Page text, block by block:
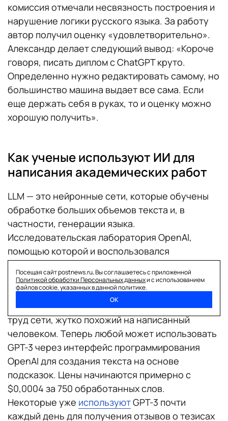
комиссия отмечали несвязность построения и
нарушение логики русского языка. За работу
автор получил оценку «удовлетворительно».
Александр делает следующий вывод: «Короче
говоря, писать диплом с ChatGPT круто.
Определенно нужно редактировать самому, но
большинство машина выдает все сама. Если
еще держать себя в руках, то и оценку можно
хорошую получить».
Как ученые используют ИИ для
написания академических работ
LLM — это нейронные сети, которые обучены
обработке больших объемов текста и, в
частности, генерации языка.
Исследовательская лаборатория OpenAI,
помощью которой и воспользовался
Александр,создаласамую известную такую
сеть, GPT-3, в 2020 году, обучив предсказывать
следующий фрагмент текста на основе
предыдущего. Ученые удивились, когда прочли
труд сети, жутко похожий на написанный
человеком. Теперь любой может использовать
GPT-3 через интерфейс программирования
OpenAI для создания текста на основе
подсказок. Цены начинаются примерно с
$0,0004 за 750 обработанных слов.
Некоторые уже используютGPT-3 почти
каждый день для получения отзывов о тезисах
Посещая сайт postnews.ru, Вы соглашаетесь с приложенной
Политикой обработки Персональных данныхи с использованием
файлов cookie, указанных в данной политике.
ОК